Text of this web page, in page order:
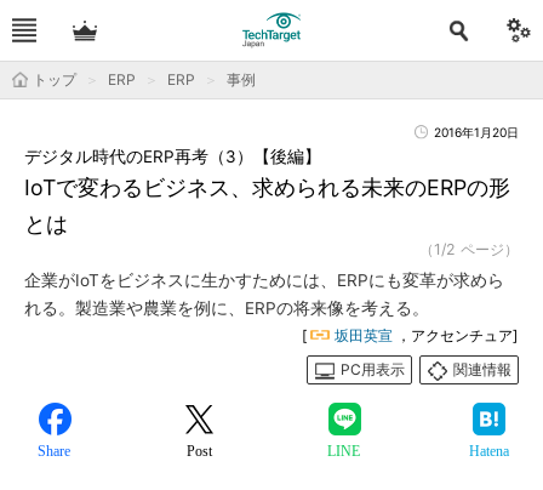
トップ ERP ERP 事例
2016年1月20日
IoTで変わるビジネス、求められる未来のERPの形
とは
デジタル時代のERP再考（3）【後編】
（1/2 ページ）
企業がIoTをビジネスに生かすためには、ERPにも変革が求めら
れる。製造業や農業を例に、ERPの将来像を考える。
[ 坂田英宣 ，アクセンチュア]
PC用表示
関連情報
Share Post LINE Hatena